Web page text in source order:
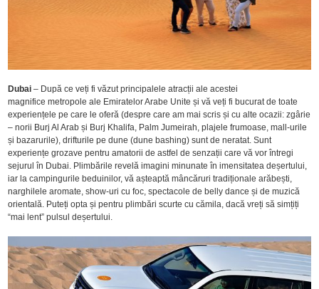
Dubai – După ce veți fi văzut principalele atracții ale acestei
magnifice metropole ale Emiratelor Arabe Unite și vă veți fi bucurat de toate
experiențele pe care le oferă (despre care am mai scris și cu alte ocazii: zgârie
– norii Burj Al Arab și Burj Khalifa, Palm Jumeirah, plajele frumoase, mall-urile
și bazarurile), drifturile pe dune (dune bashing) sunt de neratat. Sunt
experiențe grozave pentru amatorii de astfel de senzații care vă vor întregi
sejurul în Dubai. Plimbările revelă imagini minunate în imensitatea deșertului,
iar la campingurile beduinilor, vă așteaptă mâncăruri tradiționale arăbești,
narghilele aromate, show-uri cu foc, spectacole de belly dance și de muzică
orientală. Puteți opta și pentru plimbări scurte cu cămila, dacă vreți să simțiți
“mai lent” pulsul deșertului.